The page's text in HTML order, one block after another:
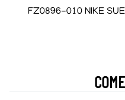
FZ0896-010 NIKE